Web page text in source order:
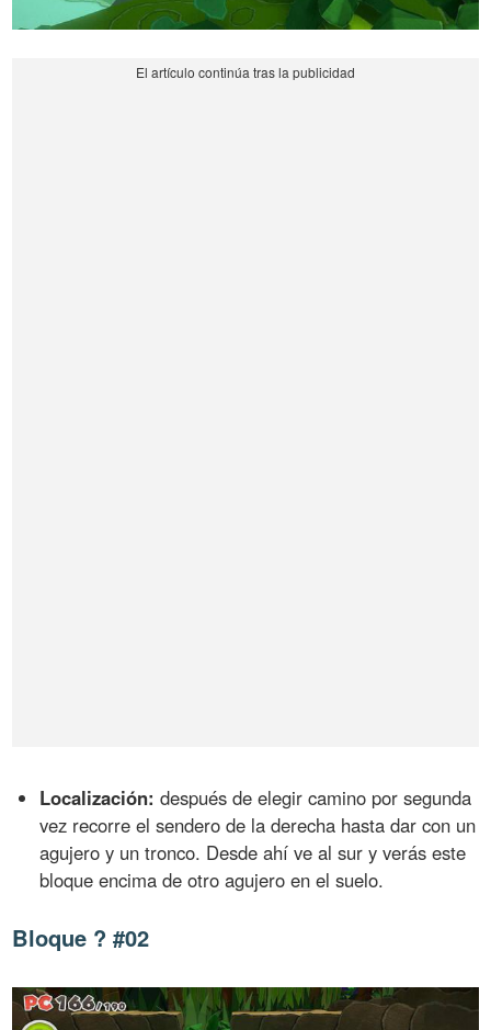
Localización: después de elegir camino por segunda
vez recorre el sendero de la derecha hasta dar con un
agujero y un tronco. Desde ahí ve al sur y verás este
bloque encima de otro agujero en el suelo.
Bloque ? #02